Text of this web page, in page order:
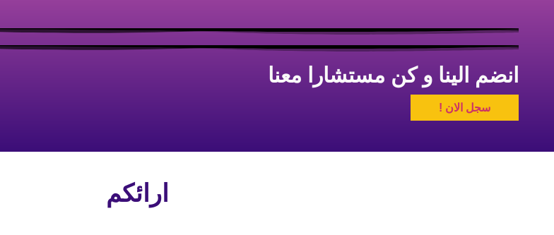
انضم الينا و كن مستشارا معنا
سجل الان !
ارائكم